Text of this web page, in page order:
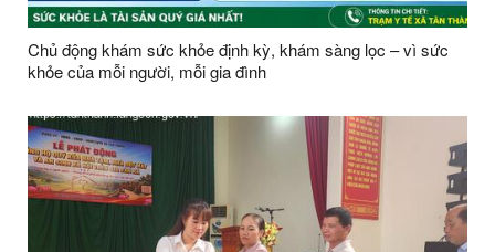
Chủ động khám sức khỏe định kỳ, khám sàng lọc – vì sức
khỏe của mỗi người, mỗi gia đình